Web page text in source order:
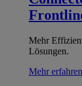
Mehr
Lösungen.
Mehr erfahren